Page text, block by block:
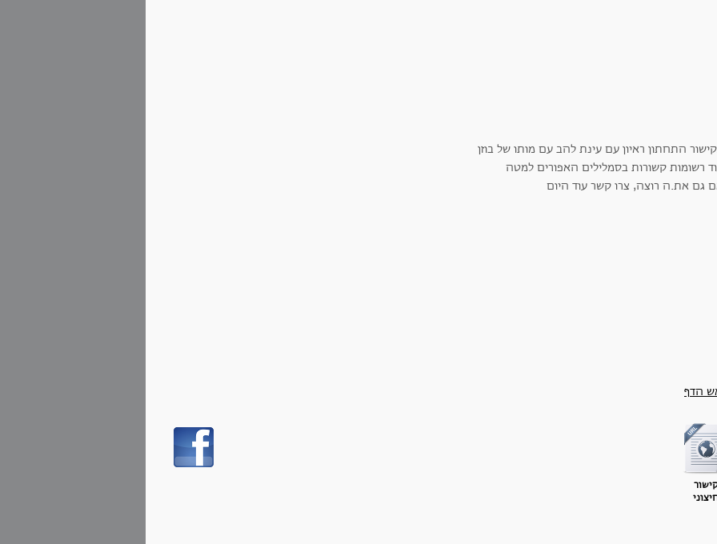
התחתון ראיון עם עינת להב עם מותו של בוזן
רשומות קשורות בסמלילים האפורים למטה
גם את.ה רוצה, צרו קשר עוד היום
הדף